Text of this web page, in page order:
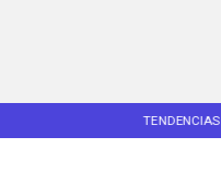
TENDENCIAS